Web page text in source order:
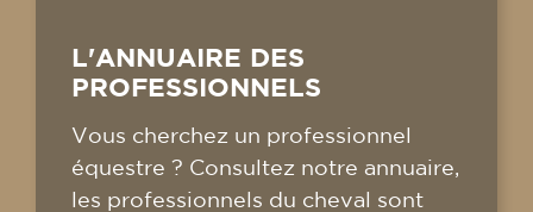
L'ANNUAIRE DES
PROFESSIONNELS
Vous cherchez un professionnel
équestre ? Consultez notre annuaire,
les professionnels du cheval sont